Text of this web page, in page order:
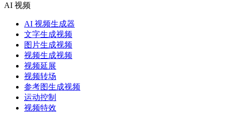
AI 视频
AI 视频生成器
文字生成视频
图片生成视频
视频生成视频
视频延展
视频转场
参考图生成视频
运动控制
视频特效